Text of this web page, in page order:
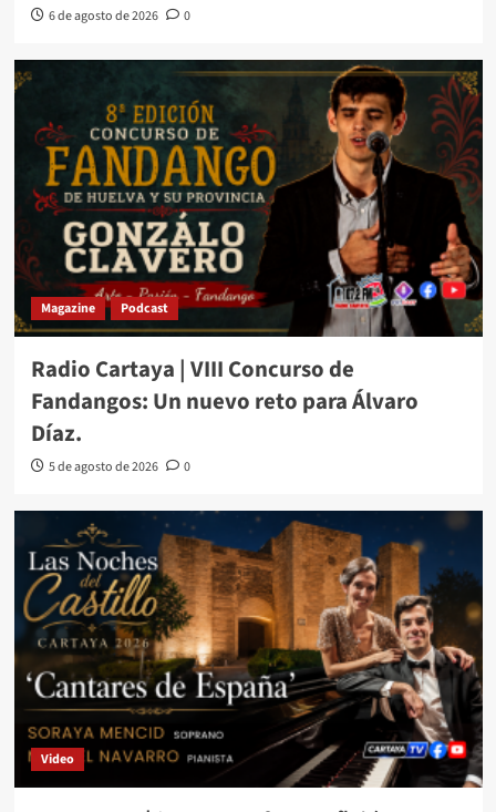
6 de agosto de 2026 0
Magazine Podcast
Radio Cartaya | VIII Concurso de
Fandangos: Un nuevo reto para Álvaro
Díaz.
5 de agosto de 2026 0
Video